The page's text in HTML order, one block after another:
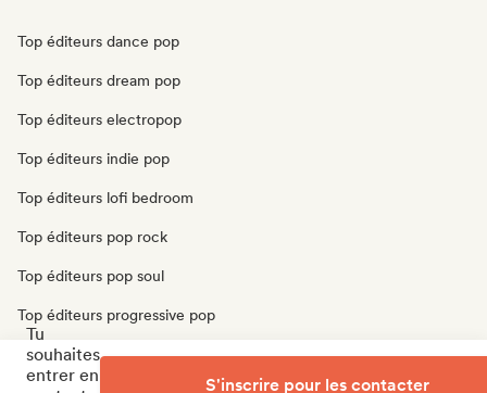
Top éditeurs dance pop
Top éditeurs dream pop
Top éditeurs electropop
Top éditeurs indie pop
Top éditeurs lofi bedroom
Top éditeurs pop rock
Top éditeurs pop soul
Top éditeurs progressive pop
Top éditeurs psychedelic pop
Tu
souhaites
entrer en
S'inscrire pour les contacter